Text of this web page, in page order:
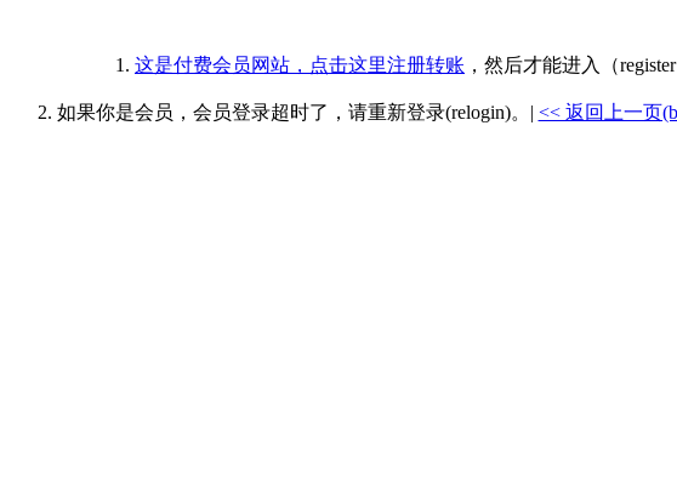
1. 这是付费会员网站，点击这里注册转账 ，然后才能进入（register
2. 如果你是会员，会员登录超时了，请重新登录(relogin)。| << 返回上一页